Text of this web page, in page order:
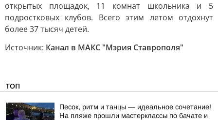
открытых площадок, 11 комнат школьника и 5
подростковых клубов. Всего этим летом отдохнут
более 37 тысяч детей.
Источник: Канал в МАКС "Мэрия Ставрополя"
ТОП
Песок, ритм и танцы — идеальное сочетание!
На пляже прошли мастерклассы по бачате и